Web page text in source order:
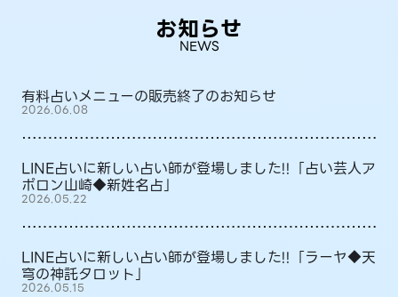
お知らせ
NEWS
有料占いメニューの販売終了のお知らせ
2026.06.08
LINE占いに新しい占い師が登場しました!!「占い芸人ア
ポロン山崎◆新姓名占」
2026.05.22
LINE占いに新しい占い師が登場しました!!「ラーヤ◆天
穹の神託タロット」
2026.05.15